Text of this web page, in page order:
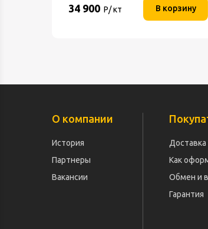
34 900 Р/ кт В корзину
О компании
История
Партнеры
Вакансии
Доставка
Как
Обмен и
Гарантия